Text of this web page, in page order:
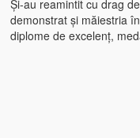
Și-au reamintit cu drag
demonstrat și măiestria
diplome de excelenț,